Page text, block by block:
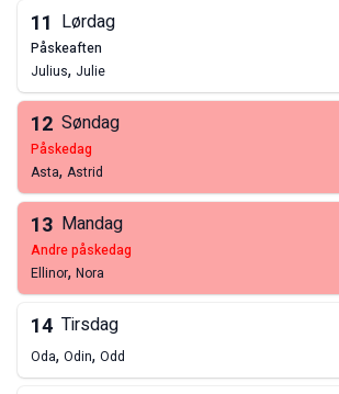
11 Lørdag
påskeaften
Julius, Julie
12 Søndag
påskedag
Asta, Astrid
13 Mandag
andre påskedag
Ellinor, Nora
14 Tirsdag
Oda, Odin, Odd